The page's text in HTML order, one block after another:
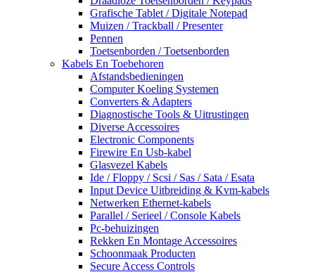
Grafische Tablet / Digitale Notepad
Muizen / Trackball / Presenter
Pennen
Toetsenborden / Toetsenborden
Kabels En Toebehoren
Afstandsbedieningen
Computer Koeling Systemen
Converters & Adapters
Diagnostische Tools & Uitrustingen
Diverse Accessoires
Electronic Components
Firewire En Usb-kabel
Glasvezel Kabels
Ide / Floppy / Scsi / Sas / Sata / Esata
Input Device Uitbreiding & Kvm-kabels
Netwerken Ethernet-kabels
Parallel / Serieel / Console Kabels
Pc-behuizingen
Rekken En Montage Accessoires
Schoonmaak Producten
Secure Access Controls